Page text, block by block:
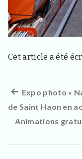
Cet article a été
Navigation
de
Article
précédent :
Expo photo «
de Saint Haon en
Animations